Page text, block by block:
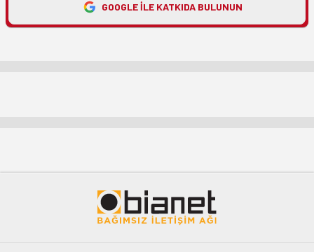
GOOGLE ILE KATKIDA BULUNUN